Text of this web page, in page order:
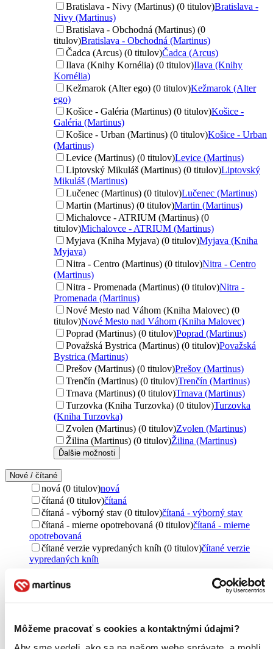
Môžeme pracovať s cookies a kontaktnými údajmi?
Bratislava - Nivy (Martinus) (0 titulov)Bratislava -
Nivy (Martinus)
Bratislava - Obchodná (Martinus) (0
titulov)Bratislava - Obchodná (Martinus)
Čadca (Arcus) (0 titulov)Čadca (Arcus)
Ilava (Knihy Kornélia) (0 titulov)Ilava (Knihy
Kornélia)
Kežmarok (Alter ego) (0 titulov)Kežmarok (Alter
ego)
Košice - Galéria (Martinus) (0 titulov)Košice -
Galéria (Martinus)
Košice - Urban (Martinus) (0 titulov)Košice - Urban
(Martinus)
Levice (Martinus) (0 titulov)Levice (Martinus)
Liptovský Mikuláš (Martinus) (0 titulov)Liptovský
Mikuláš (Martinus)
Lučenec (Martinus) (0 titulov)Lučenec (Martinus)
Martin (Martinus) (0 titulov)Martin (Martinus)
Michalovce - ATRIUM (Martinus) (0
titulov)Michalovce - ATRIUM (Martinus)
Myjava (Kniha Myjava) (0 titulov)Myjava (Kniha
Myjava)
Nitra - Centro (Martinus) (0 titulov)Nitra - Centro
(Martinus)
Nitra - Promenada (Martinus) (0 titulov)Nitra -
Promenada (Martinus)
Nové Mesto nad Váhom (Kniha Malovec) (0
titulov)Nové Mesto nad Váhom (Kniha Malovec)
Poprad (Martinus) (0 titulov)Poprad (Martinus)
Považská Bystrica (Martinus) (0 titulov)Považská
Bystrica (Martinus)
Prešov (Martinus) (0 titulov)Prešov (Martinus)
Trenčín (Martinus) (0 titulov)Trenčín (Martinus)
Trnava (Martinus) (0 titulov)Trnava (Martinus)
Turzovka (Kniha Turzovka) (0 titulov)Turzovka
(Kniha Turzovka)
Zvolen (Martinus) (0 titulov)Zvolen (Martinus)
Žilina (Martinus) (0 titulov)Žilina (Martinus)
Ďalšie možnosti
Nové / čítané
nová (0 titulov)nová
čítaná (0 titulov)čítaná
čítaná - výborný stav (0 titulov)čítaná - výborný stav
čítaná - mierne opotrebovaná (0 titulov)čítaná - mierne
opotrebovaná
čítané verzie vypredaných kníh (0 titulov)čítané verzie
vypredaných kníh
Jazyk
tajomstvo (2 tituly)tajomstvo2